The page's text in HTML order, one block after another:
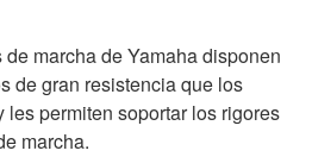
marcha de Yamaha disponen
de gran resistencia que los
les permiten soportar los rigores
marcha.